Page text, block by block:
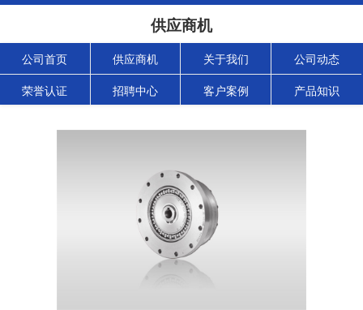
供应商机
公司首页 供应商机 关于我们 公司动态
荣誉认证 招聘中心 客户案例 产品知识